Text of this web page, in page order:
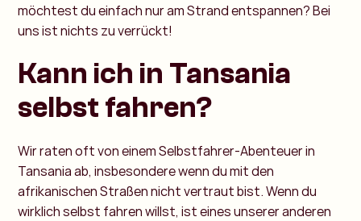
möchtest du einfach nur am Strand entspannen? Bei
uns ist nichts zu verrückt!
Kann ich in Tansania
selbst fahren?
Wir raten oft von einem Selbstfahrer-Abenteuer in
Tansania ab, insbesondere wenn du mit den
afrikanischen Straßen nicht vertraut bist. Wenn du
wirklich selbst fahren willst, ist eines unserer anderen